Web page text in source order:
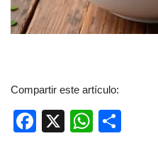
Compartir este artículo:
F
X
W